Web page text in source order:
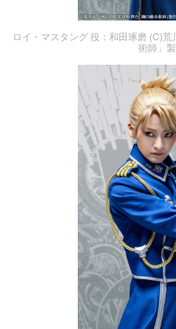
ロイ・マスタング 役：和田琢磨 (C)
術師」